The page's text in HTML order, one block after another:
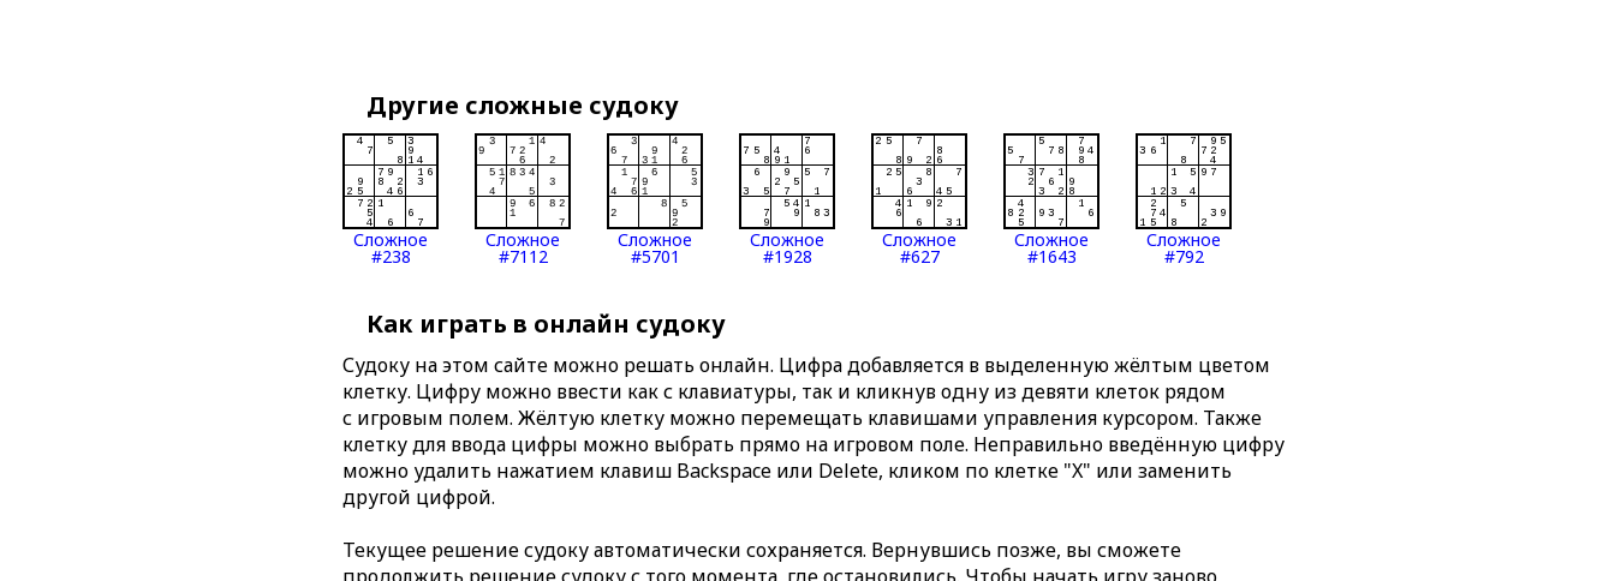
Другие сложные судоку
Сложное
#238
Сложное
#7112
Сложное
#5701
Сложное
#1928
Сложное
#627
Сложное
#1643
Сложное
#792
Как играть в онлайн судоку
Судоку на этом сайте можно решать онлайн. Цифра добавляется в выделенную жёлтым цветом
клетку. Цифру можно ввести как с клавиатуры, так и кликнув одну из девяти клеток рядом
с игровым полем. Жёлтую клетку можно перемещать клавишами управления курсором. Также
клетку для ввода цифры можно выбрать прямо на игровом поле. Неправильно введённую цифру
можно удалить нажатием клавиш Backspace или Delete, кликом по клетке "X" или заменить
другой цифрой.
Текущее решение судоку автоматически сохраняется. Вернувшись позже, вы сможете